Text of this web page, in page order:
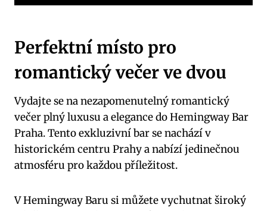
Perfektní místo pro
romantický večer ve dvou
Vydajte se na nezapomenutelný romantický
večer plný luxusu a elegance do Hemingway Bar
Praha. Tento exkluzivní bar se nachází v
historickém centru Prahy a nabízí jedinečnou
atmosféru pro každou příležitost.
V Hemingway Baru si můžete vychutnat široký